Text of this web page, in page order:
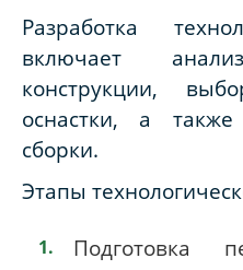
Разработка
включает
конструкции,
оснастки, а
сборки.
Этапы
Подготовка